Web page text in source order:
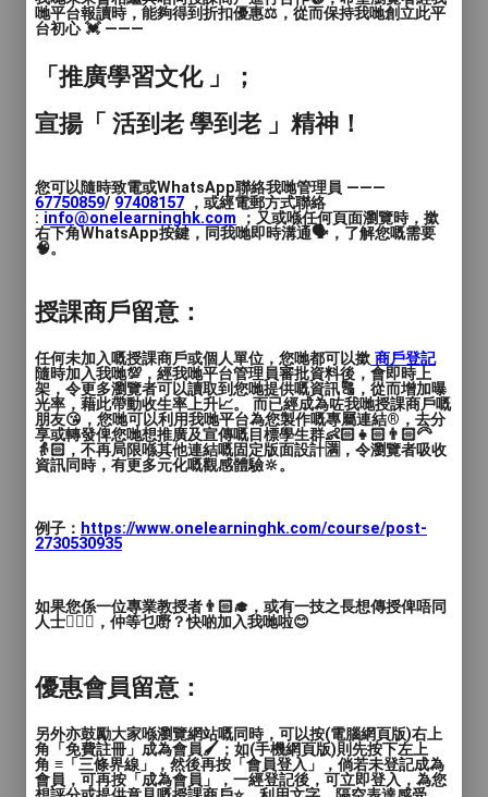
7️⃣大幅提升聽力能力的電話課程
8️⃣日語作文論文研修指導班
9️⃣依學員喜好擬訂客製化服務課程
🔟兒童日文
老師都是有受過專業訓練的女日籍老師
教學年資10~25年
長短期均可
（老師對台灣跟香港學生都有一定程度的了
解～，教法個人化超彈性）
單字片語不懂如何運用嗎？特別是日文文
法，
全部聽的懂但不知道在說什麼😂日文發音
是否有想變得更道地呢？
是否有家長想讓小孩👧👦學習，
上課方式: Skype或其他線上視訊平台
哋平台報讀時，能夠得到折扣優惠⚖️，從而保持我哋創立此平
台初心 💓 ———
「推廣學習文化 」；
宣揚「 活到老 學到老 」精神！
您可以隨時致電或WhatsApp聯絡我哋管理員 ———
67750859/ 97408157 ，或經電郵方式聯絡
: info@onelearninghk.com ；又或喺任何頁面瀏覽時，撳
右下角WhatsApp按鍵，同我哋即時溝通🗣️，了解您嘅需要
🧠。
授課商戶留意：
任何未加入嘅授課商戶或個人單位，您哋都可以撳 商戶登記
隨時加入我哋💯，經我哋平台管理員審批資料後，會即時上
架，令更多瀏覽者可以讀取到您哋提供嘅資訊🔠，從而增加曝
光率，藉此帶動收生率上升📈。 而已經成為咗我哋授課商戶嘅
朋友😘，您哋可以利用我哋平台為您製作嘅專屬連結®️，去分
享或轉發俾您哋想推廣及宣傳嘅目標學生群👶🏻👧🏻👨🏻‍🦳
👵🏻，不再局限喺其他連結嘅固定版面設計🈵，令瀏覽者吸收
資訊同時，有更多元化嘅觀感體驗🔆。
例子： https://www.onelearninghk.com/course/post-
2730530935
如果您係一位專業教授者👨🏻‍🎓，或有一技之長想傳授俾唔同
人士🙋🏻‍♂️，仲等乜嘢？快啲加入我哋啦😊
優惠會員留意：
另外亦鼓勵大家喺瀏覽網站嘅同時，可以按(電腦網頁版)右上
角「免費註冊」成為會員🖌️；如(手機網頁版)則先按下左上
角 ≡「三條界線」，然後再按「會員登入」，倘若未登記成為
會員，可再按「成為會員」，一經登記後，可立即登入，為您